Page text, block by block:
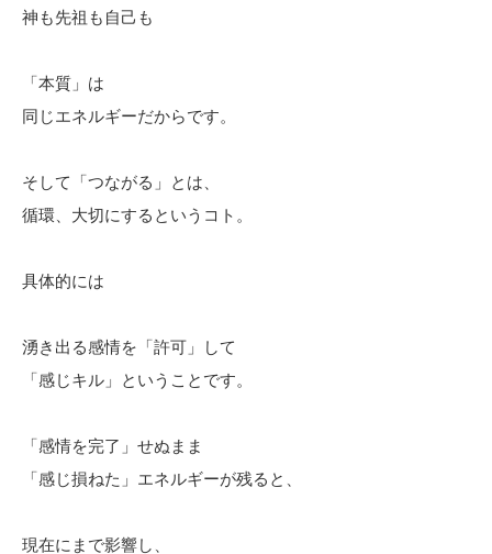
神も先祖も自己も
「本質」は
同じエネルギーだからです。
そして「つながる」とは、
循環、大切にするというコト。
具体的には
湧き出る感情を「許可」して
「感じキル」ということです。
「感情を完了」せぬまま
「感じ損ねた」エネルギーが残ると、
現在にまで影響し、